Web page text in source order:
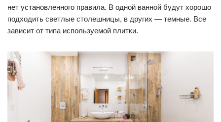
нет установленного правила. В одной ванной будут хорошо
подходить светлые столешницы, в других — темные. Все
зависит от типа используемой плитки.